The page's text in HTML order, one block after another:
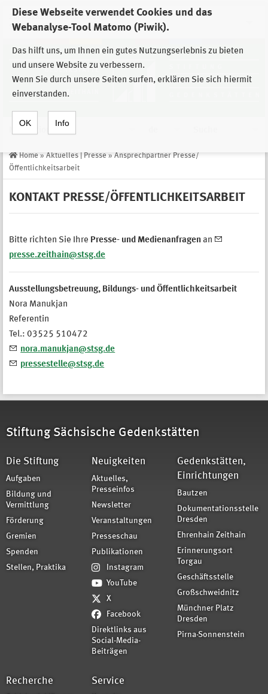
Diese Webseite verwendet Cookies und das
Webanalyse-Tool Matomo (Piwik).
Das hilft uns, um Ihnen ein gutes Nutzungserlebnis zu bieten
und unsere Website zu verbessern.
Wenn Sie durch unsere Seiten surfen, erklären Sie sich hiermit
einverstanden.
OK Info
Zur Auswahl der Einrichtungen der
Stiftung Sächsische Gedenkstätten
Home » Aktuelles | Presse » Ansprechpartner Presse/
Öffentlichkeitsarbeit
KONTAKT PRESSE/ÖFFENTLICHKEITSARBEIT
Bitte richten Sie Ihre Presse- und Medienanfragen an
presse.zeithain@stsg.de
Ausstellungsbetreuung, Bildungs- und Öffentlichkeitsarbeit
Nora Manukjan
Referentin
Tel.: 03525 510472
nora.manukjan@stsg.de
pressestelle@stsg.de
Stiftung Sächsische Gedenkstätten
Die Stiftung
Aufgaben
Bildung und
Vermittlung
Förderung
Gremien
Spenden
Stellen, Praktika
Neuigkeiten
Aktuelles,
Presseinfos
Newsletter
Veranstaltungen
Presseschau
Publikationen
Instagram
YouTube
X
Facebook
Direktlinks aus
Social-Media-
Beiträgen
Gedenkstätten,
Einrichtungen
Bautzen
Dokumentationsstelle
Dresden
Ehrenhain Zeithain
Erinnerungsort
Torgau
Geschäftsstelle
Großschweidnitz
Münchner Platz
Dresden
Pirna-Sonnenstein
Recherche Service